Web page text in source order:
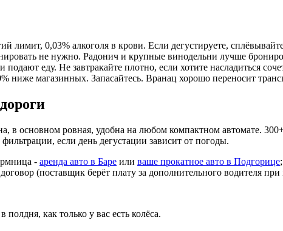
лимит, 0,03% алкоголя в крови. Если дегустируете,
не нужно. Радонич и крупные винодельни лучше
еду. Не завтракайте плотно, если хотите насладиться
ниже магазинных. Запасайтесь. Вранац хорошо переносит
в основном ровная, удобна на любом компактном автомате.
если день дегустации зависит от погоды.
- аренда авто в Баре или ваше прокатное авто в Подгорице;
(поставщик берёт плату за дополнительного водителя
полдня, как только у вас есть колёса.